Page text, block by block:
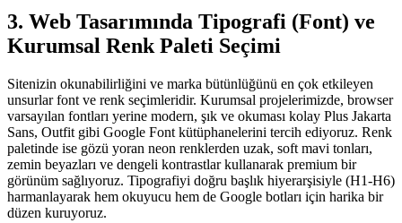
3. Web Tasarımında Tipografi (Font) ve
Kurumsal Renk Paleti Seçimi
Sitenizin okunabilirliğini ve marka bütünlüğünü en çok etkileyen
unsurlar font ve renk seçimleridir. Kurumsal projelerimizde, browser
varsayılan fontları yerine modern, şık ve okuması kolay Plus Jakarta
Sans, Outfit gibi Google Font kütüphanelerini tercih ediyoruz. Renk
paletinde ise gözü yoran neon renklerden uzak, soft mavi tonları,
zemin beyazları ve dengeli kontrastlar kullanarak premium bir
görünüm sağlıyoruz. Tipografiyi doğru başlık hiyerarşisiyle (H1-H6)
harmanlayarak hem okuyucu hem de Google botları için harika bir
düzen kuruyoruz.